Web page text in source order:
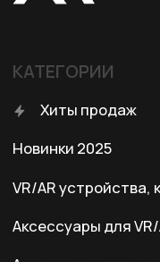
Заказать звонок
Казахстан, Алматы, ул.
3 этаж, 301 офис
Адрес: